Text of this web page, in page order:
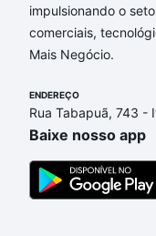
Campinas, SP
nossas opções
parcelas podem
processo de
custa comprar
gente para
segurança e
chaves.
impulsionando o
comerciais,
Mais Negócio.
ENDEREÇO
Rua Tabapuã, 743 -
Baixe nosso app